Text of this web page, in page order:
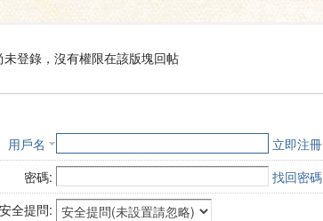
索
未登錄，沒有權限在該版塊回帖
用戶名
立即注冊
密碼:
找回密碼
安全提問: